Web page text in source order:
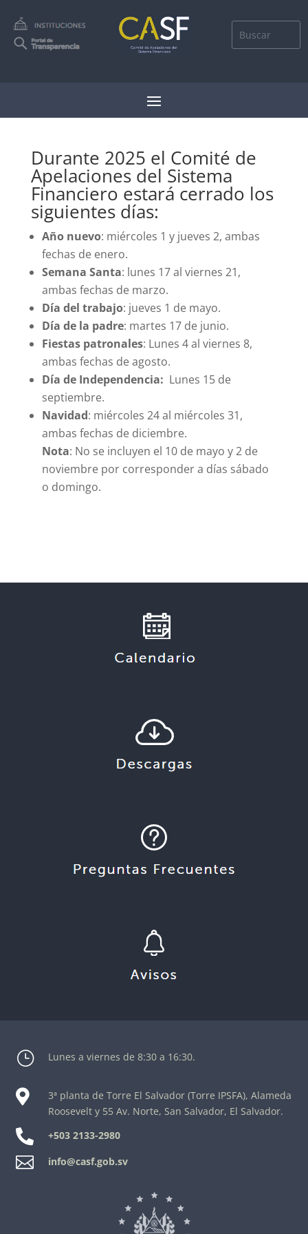
Durante 2025 el Comité de
Apelaciones del Sistema
Financiero estará cerrado los
siguientes días:
Año nuevo: miércoles 1 y jueves 2, ambas
fechas de enero.
Semana Santa: lunes 17 al viernes 21,
ambas fechas de marzo.
Día del trabajo: jueves 1 de mayo.
Día de la padre: martes 17 de junio.
Fiestas patronales: Lunes 4 al viernes 8,
ambas fechas de agosto.
Día de Independencia: Lunes 15 de
septiembre.
Navidad: miércoles 24 al miércoles 31,
ambas fechas de diciembre.
Nota: No se incluyen el 10 de mayo y 2 de
noviembre por corresponder a días sábado
o domingo.
} Lunes a viernes de 8:30 a 16:30.

3ª planta de Torre El Salvador (Torre IPSFA), Alameda
Roosevelt y 55 Av. Norte, San Salvador, El Salvador.
 +503 2133-2980
 info@casf.gob.sv